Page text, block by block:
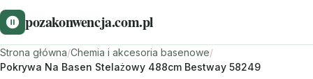
pozakonwencja.com.pl
Strona główna/Chemia i akcesoria basenowe/
Pokrywa Na Basen Stelażowy 488cm Bestway 58249